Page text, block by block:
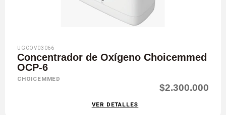
UGCOV03066
Concentrador de Oxígeno Choicemmed
OCP-6
CHOICEMMED
$2.300.000
VER DETALLES